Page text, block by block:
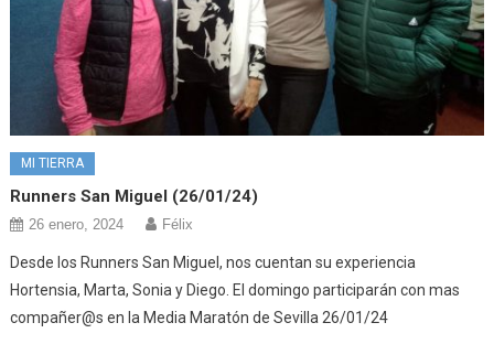
MI TIERRA
Runners San Miguel (26/01/24)
26 enero, 2024 Félix
Desde los Runners San Miguel, nos cuentan su experiencia
Hortensia, Marta, Sonia y Diego. El domingo participarán con mas
compañer@s en la Media Maratón de Sevilla 26/01/24